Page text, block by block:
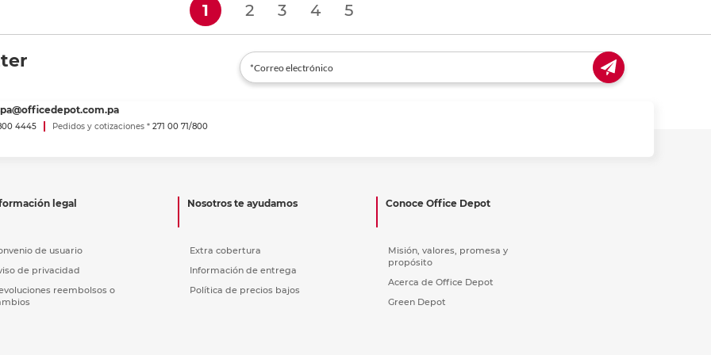
1(current)
2 3 4 5
4445 Pedidos y cotizaciones * 271 00 71/800
legal
de usuario
de privacidad
reembolsos o
Nosotros te ayudamos
Extra cobertura
Información de entrega
Política de precios bajos
Conoce Office Depot
Misión, valores, promesa y
propósito
Acerca de Office Depot
Green Depot